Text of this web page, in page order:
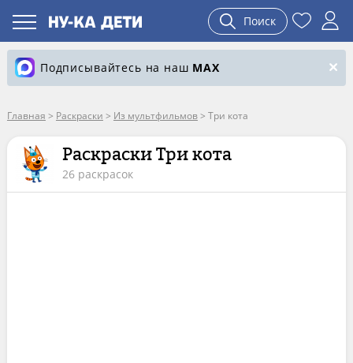
Поиск
Подписывайтесь на наш MAX
Главная > Раскраски > Из мультфильмов> Три кота
Раскраски Три кота
26 раскрасок